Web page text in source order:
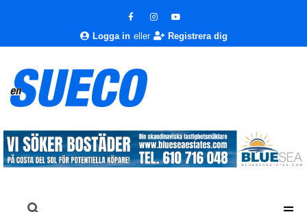
Logga in eller Registrera dig